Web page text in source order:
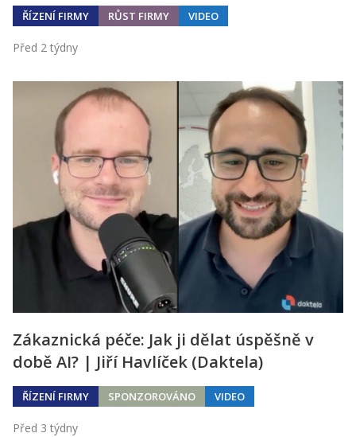
ŘÍZENÍ FIRMY RŮST FIRMY VIDEO
Před 2 týdny
Zákaznická péče: Jak ji dělat úspěšně v
době AI? | Jiří Havlíček (Daktela)
ŘÍZENÍ FIRMY SPONZOROVÁNO VIDEO
Před 3 týdny